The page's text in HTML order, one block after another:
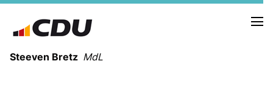
Steeven Bretz MdL